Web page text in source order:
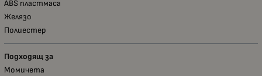
ABS пластмаса
Желязо
Полиестер
Подходящ за
Момичета